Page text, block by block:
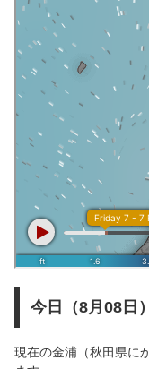
今日（8月08日
現在の金浦（秋田県に